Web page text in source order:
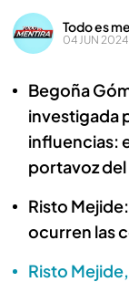
Todo es
04 JUN 2024
Begoña
investigada
influencias:
portavoz
Risto
ocurren las
Risto